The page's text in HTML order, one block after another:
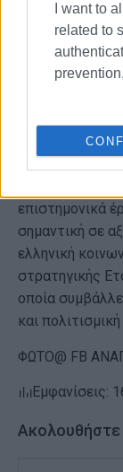
I want to
related to
κειμένων
αγγλικών από
επιμέλεια
συντονισμό
Η διαχρονική
επιστημονικά
σημαντική σε
ελληνική
στρατηγικής
οποία
και
ΦΩΤΟ@ FB
Εμφανίσεις: